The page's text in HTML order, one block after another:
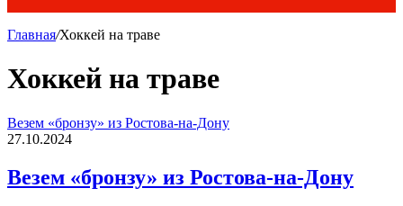
Главная/Хоккей на траве
Хоккей на траве
Везем «бронзу» из Ростова-на-Дону
27.10.2024
Везем «бронзу» из Ростова-на-Дону